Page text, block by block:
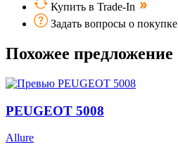
Купить в Trade-In
Задать вопросы о покупке
Похожее предложение
PEUGEOT 5008
Allure